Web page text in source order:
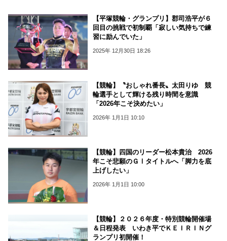
【平塚競輪・グランプリ】郡司浩平が６
回目の挑戦で初制覇「寂しい気持ちで練
習に励んでいた」
2025年 12月30日 18:26
【競輪】〝おしゃれ番長〟太田りゆ 競
輪選手として輝ける残り時間を意識
「2026年こそ決めたい」
2026年 1月1日 10:10
【競輪】四国のリーダー松本貴治 2026
年こそ悲願のＧⅠタイトルへ「脚力を底
上げしたい」
2026年 1月1日 10:00
【競輪】２０２６年度・特別競輪開催場
＆日程発表 いわき平でＫＥＩＲＩＮグ
ランプリ初開催！